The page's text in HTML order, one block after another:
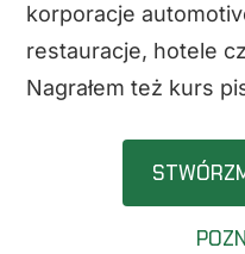
korporacje
restauracje, hotele
Nagrałem też kurs